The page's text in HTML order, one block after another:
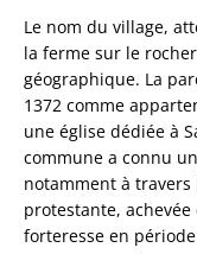
Le nom du village,
la ferme sur le
géographique. La
1372 comme
une église dédiée à
commune a connu
notamment à
protestante,
forteresse en